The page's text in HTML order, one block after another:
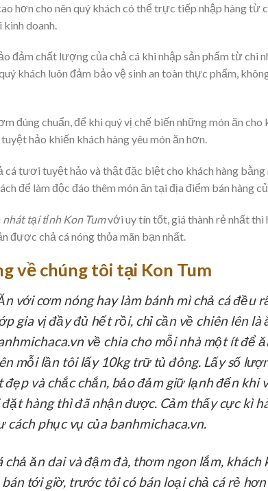
hơn cho nên quý khách có thể trực tiếp nhập hàng từ
doanh.
đảm chất lượng của chả cá khi nhập sản phẩm từ chi
khách luôn đảm bảo vệ sinh an toàn thực phẩm,
đúng chuẩn, để khi quý vị chế biến những món ăn cho
hảo khiến khách hàng yêu món ăn hơn.
cá tươi tuyệt hảo và thật đặc biệt cho khách hàng bằng
để làm độc đáo thêm món ăn tại địa điểm bán hàng
nhát tại tỉnh Kon Tumvới uy tín tốt, giá thành rẻ nhất thì
được chả cá nóng thỏa mãn bạn nhất.
về chúng tôi tại Kon Tum
với cơm nóng hay làm bánh mì chả cá đều
gia vị đầy đủ hết rồi, chỉ cần về chiên lên là
về chia cho mỗi nhà một ít để
mỗi lần tôi lấy 10kg trữ tủ đông. Lấy số
và chắc chắn, bảo đảm giữ lạnh đến khi
hàng thì đã nhận được. Cảm thấy cực kì
cách phục vụ của banhmichaca.vn.
chả ăn dai và đậm đà, thơm ngon lắm, khách
tới giờ, trước tôi có bán loại chả cá rẻ